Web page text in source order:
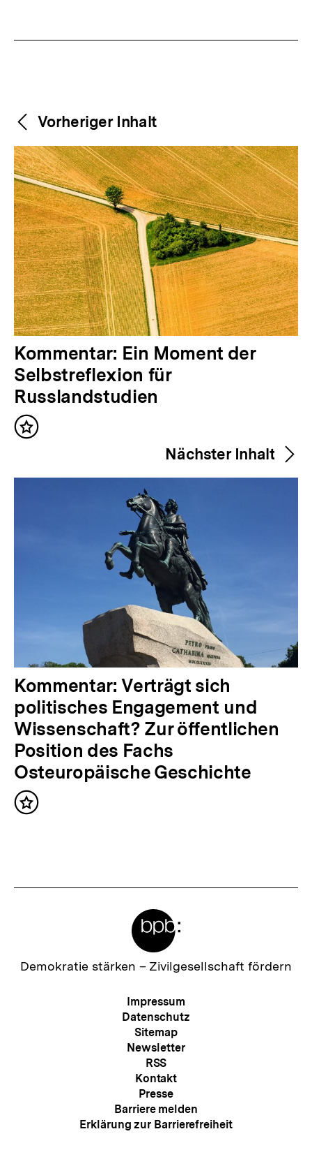
Weitere
Inhalte
Content-
Navigation
Vorheriger Inhalt
V
o
r
h
e
i
t
:
Kommentar: Ein Moment der
Selbstreflexion für
Russlandstudien
Inhalt
Nächster Inhalt
N
ä
c
h
s
t
e
Kommentar: Verträgt sich
politisches Engagement und
Wissenschaft? Zur öffentlichen
Position des Fachs
Osteuropäische Geschichte
Inhalt
Zur
Demokratie stärken – Zivilgesellschaft fördern
Meta-
Navigation
Impressum
Datenschutz
Sitemap
Newsletter
RSS
Kontakt
Presse
Barriere melden
Erklärung zur Barrierefreiheit